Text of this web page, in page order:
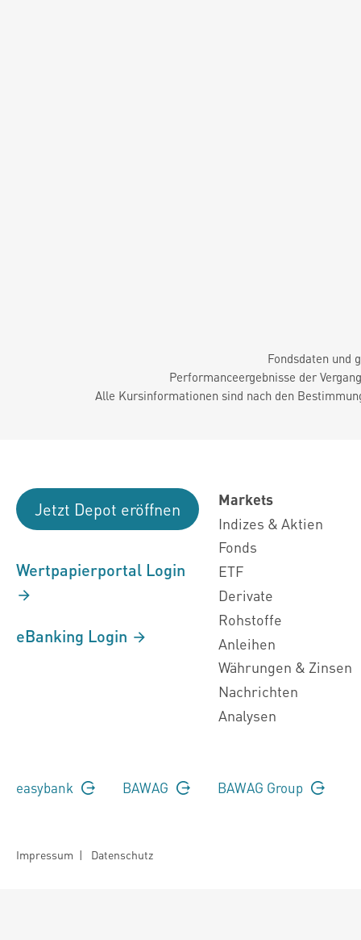
Fondsdaten und
Performanceergebnisse der
Alle Kursinformationen sind nach den
Jetzt Depot eröffnen
Wertpapierportal Login
eBanking Login
Markets
Indizes & Aktien
Fonds
ETF
Derivate
Rohstoffe
Anleihen
Währungen & Zinsen
Nachrichten
Analysen
easybank BAWAG BAWAG Group
Impressum | Datenschutz